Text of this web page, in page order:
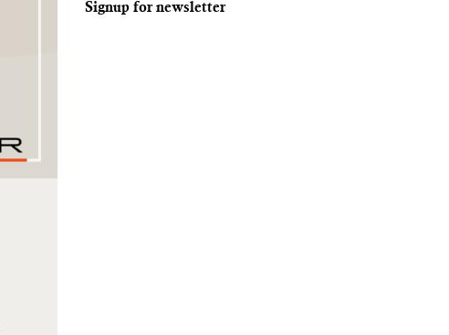
Signup for newsletter